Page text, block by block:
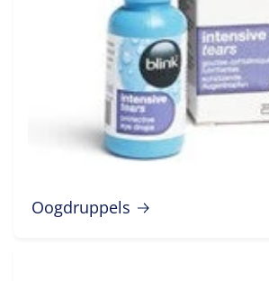
Oogdruppels